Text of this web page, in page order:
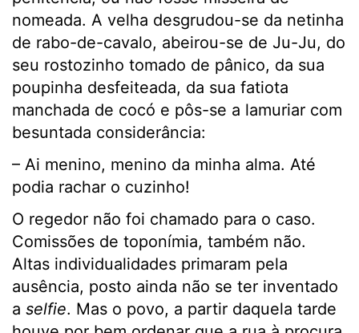
nomeada. A velha desgrudou-se da netinha
de rabo-de-cavalo, abeirou-se de Ju-Ju, do
seu rostozinho tomado de pânico, da sua
poupinha desfeiteada, da sua fatiota
manchada de cocó e pôs-se a lamuriar com
besuntada considerância:
– Ai menino, menino da minha alma. Até
podia rachar o cuzinho!
O regedor não foi chamado para o caso.
Comissões de toponímia, também não.
Altas individualidades primaram pela
ausência, posto ainda não se ter inventado
a selfie. Mas o povo, a partir daquela tarde